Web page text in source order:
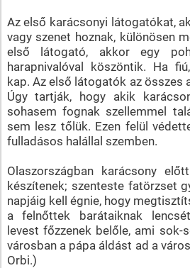
Az első karácsonyi látogatókat,
vagy szenet hoznak, különösen
első látogató, akkor egy
harapnivalóval köszöntik. Ha
kap. Az első látogatók az összes
Úgy tartják, hogy akik
sohasem fognak szellemmel
sem lesz tőlük. Ezen felül
fulladásos halállal szemben.
Olaszországban karácsony
készítenek; szenteste fatörzset
napjáig kell égnie, hogy
a felnőttek barátaiknak
levest főzzenek belőle, ami sok-
városban a pápa áldást ad a
Orbi.)